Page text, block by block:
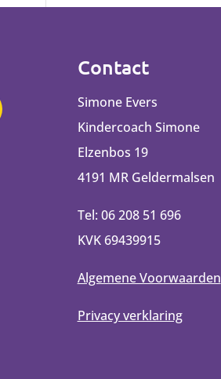
Contact
Simone Evers
Kindercoach Simone
Elzenbos 19
4191 MR Geldermalsen
Tel: 06 208 51 696
KVK 69439915
Algemene Voorwaarden
Privacy verklaring